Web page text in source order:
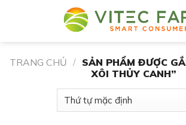
TRANG CHỦ / SẢN PHẨM ĐƯỢC
XÔI THỦY CANH”